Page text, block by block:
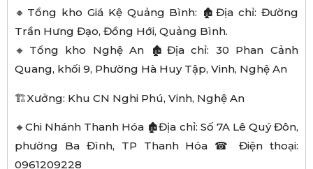
🔸Tổng kho Giá Kệ Quảng Bình: 🏚️Địa chỉ: Đường
Trần Hưng Đạo, Đồng Hới, Quảng Bình.
🔸Tổng kho Nghệ An 🏚️Địa chỉ: 30 Phan Cảnh
Quang, khối 9, Phường Hà Huy Tập, Vinh, Nghệ An
🏗Xưởng: Khu CN Nghi Phú, Vinh, Nghệ An
🔸Chi Nhánh Thanh Hóa 🏚️Địa chỉ: Số 7A Lê Quý Đôn,
phường Ba Đình, TP Thanh Hóa ☎ Điện thoại:
0961209228